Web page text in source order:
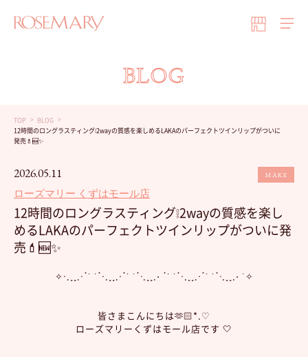
BLOG
TOP
BLOG
12時間のロングラスティング❕2wayの質感を楽しめるLAKAのパーフェクトツインリップがついに
発売💄🆕✨
2026.05.11
ローズマリー くずはモール店
MAKE
12時間のロングラスティング❕2wayの質感を楽し
めるLAKAのパーフェクトツインリップがついに発
売💄🆕✨
✧⋅.˳˳.⋅ॱ˙ ˙ॱ⋅.˳˳.⋅ॱ˙ ˙ॱᐧ.˳˳.⋅ ॱ˙ ˙ॱ⋅.˳˳.⋅ॱ˙ ˙ॱᐧ.˳˳.⋅ ˙✧
皆さまこんにちは🫶🏻*.♡
ローズマリーくずはモール店です 🤍